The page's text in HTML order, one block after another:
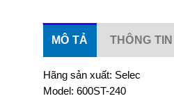
MÔ TẢ THÔNG
Hãng sản xuất: Selec
Model: 600ST-240